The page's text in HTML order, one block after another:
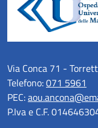
Via Conca 71 -
Telefono:071 5961
PEC:
P.Iva e C.F.